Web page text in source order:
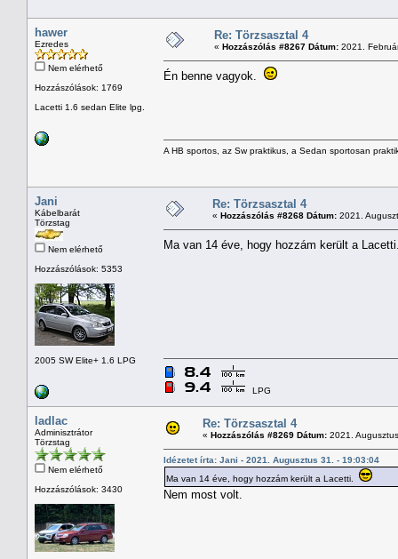
hawer
Ezredes
Nem elérhető
Hozzászólások: 1769
Lacetti 1.6 sedan Elite lpg.
Re: Törzsasztal 4
« Hozzászólás #8267 Dátum: 2021.
Én benne vagyok.
A HB sportos, az Sw praktikus, a Sedan sportosan
Jani
Kábelbarát
Törzstag
Nem elérhető
Hozzászólások: 5353
2005 SW Elite+ 1.6 LPG
Re: Törzsasztal 4
« Hozzászólás #8268 Dátum: 2021.
Ma van 14 éve, hogy hozzám került a
LPG
ladlac
Adminisztrátor
Törzstag
Nem elérhető
Hozzászólások: 3430
Re: Törzsasztal 4
« Hozzászólás #8269 Dátum: 2021.
Idézetet írta: Jani - 2021. Augusztus 31. - 19:03:04
Ma van 14 éve, hogy hozzám került a Lacetti.
Nem most volt.